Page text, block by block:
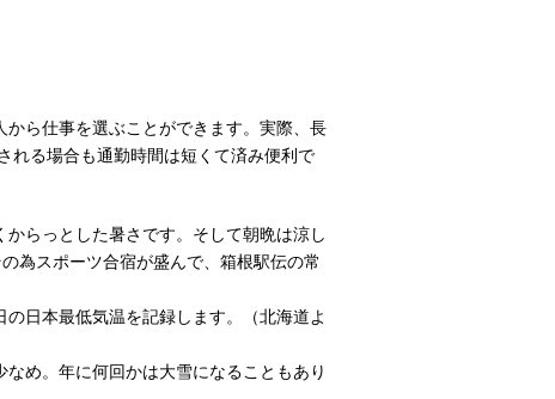
ら仕事を選ぶことができます。実際、長
れる場合も通勤時間は短くて済み便利で
らっとした暑さです。そして朝晩は涼し
為スポーツ合宿が盛んで、箱根駅伝の常
日本最低気温を記録します。（北海道よ
め。年に何回かは大雪になることもあり